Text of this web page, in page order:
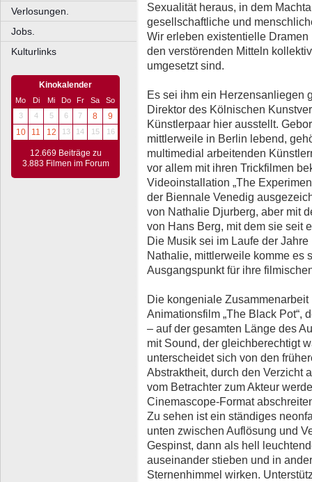
Verlosungen.
Jobs.
Kulturlinks
Kinokalender
Mo Di Mi Do Fr Sa
So
3
4 5 6 7 8
9
10
11 12 13 14 15 16
12.669 Beiträge zu
3.883 Filmen im Forum
Sexualität heraus, in dem
gesellschaftliche und
Wir erleben existentielle
den verstörenden Mitteln
umgesetzt sind.
Es sei ihm ein Herzensanliegen
Direktor des Kölnischen
Künstlerpaar hier ausstellt.
mittlerweile in Berlin lebend,
multimedial arbeitenden
vor allem mit ihren Trickfilmen
Videoinstallation „The
der Biennale Venedig
von Nathalie Djurberg, aber mit
von Hans Berg, mit dem sie seit
Die Musik sei im Laufe der
Nathalie, mittlerweile komme es
Ausgangspunkt für ihre
Die kongeniale
Animationsfilm „The Black Pot“,
– auf der gesamten Länge des
mit Sound, der gleichberechtigt
unterscheidet sich von den
Abstraktheit, durch den Verzicht
vom Betrachter zum Akteur
Cinemascope-Format
Zu sehen ist ein ständiges
unten zwischen Auflösung und
Gespinst, dann als hell
auseinander stieben und in
Sternenhimmel wirken.